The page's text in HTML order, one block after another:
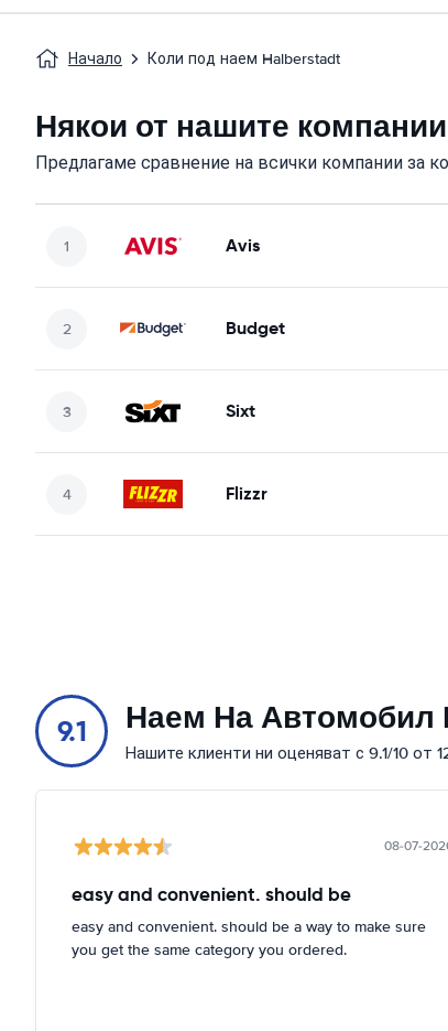
Начало Коли под наем Halberstadt
Някои от нашите
Предлагаме сравнение на всички компании за
Avis
Budget
Sixt
Flizzr
9.1 Наем На Автомобил
Нашите клиенти ни оценяват с 9.1/10 от
08-07-
easy and convenient. should be
easy and convenient. should be a way to make sure
you get the same category you ordered.